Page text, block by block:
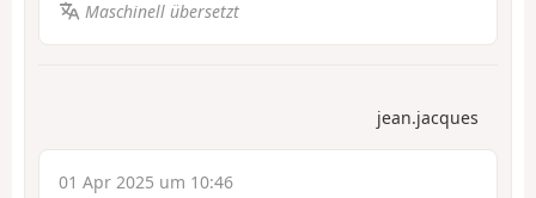
Maschinell übersetzt
jean.jacques
01 Apr 2025 um 10:46